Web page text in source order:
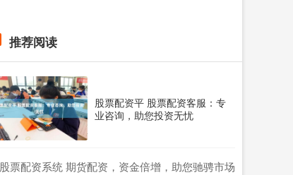
推荐阅读
股票配资平 股票配资客服：专
业咨询，助您投资无忧
​股票配资系统 期货配资，资金倍增，助您驰骋市场